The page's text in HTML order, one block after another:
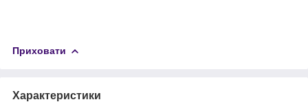
Приховати
Характеристики